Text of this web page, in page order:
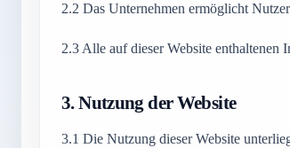
2.2 Das Unternehmen ermöglicht
2.3 Alle auf dieser Website enthaltenen
3.Nutzung der Website
3.1 Die Nutzung dieser Website